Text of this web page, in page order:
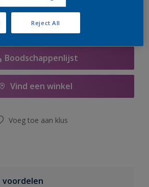
Boodschappenlijst
Vind een winkel
Voeg toe aan klus
voordelen
Reject All